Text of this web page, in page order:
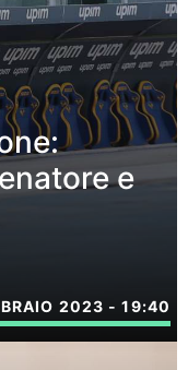
e
2023 - 19:40